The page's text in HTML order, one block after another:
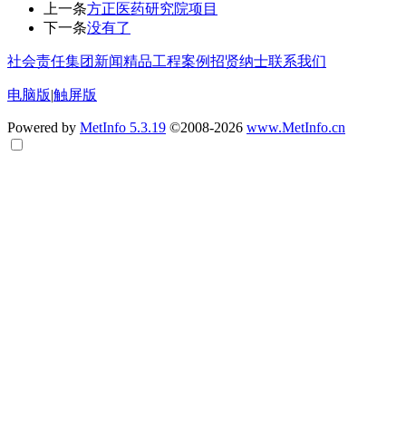
上一条方正医药研究院项目
下一条没有了
社会责任集团新闻精品工程案例招贤纳士联系我们
电脑版|触屏版
Powered by MetInfo 5.3.19 ©2008-2026 www.MetInfo.cn